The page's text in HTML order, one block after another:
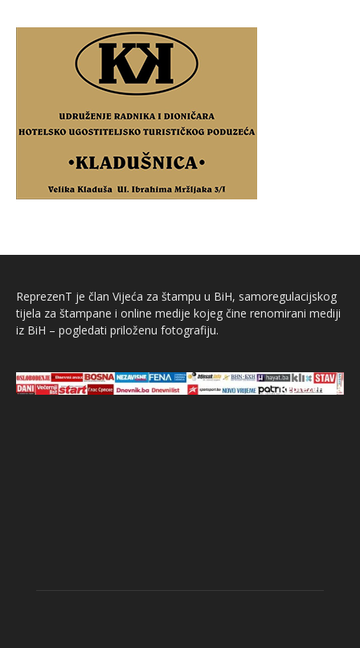
ReprezenT je član Vijeća za štampu u BiH, samoregulacijskog
tijela za štampane i online medije kojeg čine renomirani mediji
iz BiH – pogledati priloženu fotografiju.